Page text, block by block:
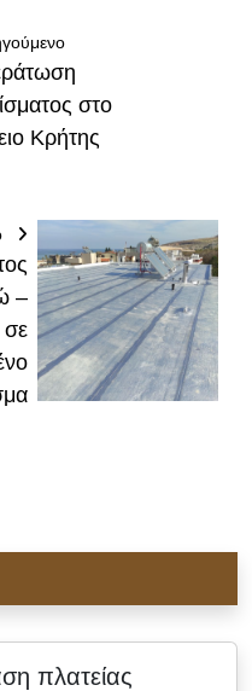
στο
Κρήτης
–
σε
πλατείας